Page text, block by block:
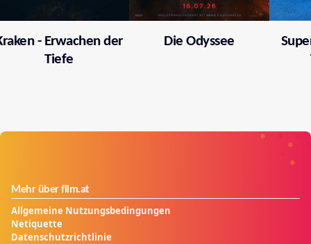
- Erwachen der
Tiefe
Die Odyssee
Mehr über film.at
Allgemeine Nutzungsbedingungen
Netiquette
Datenschutzrichtlinie